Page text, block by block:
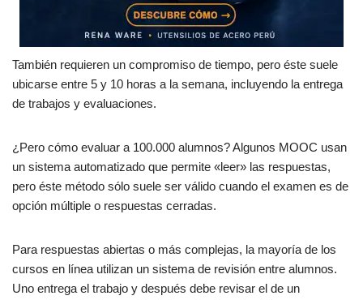
También requieren un compromiso de tiempo, pero éste suele
ubicarse entre 5 y 10 horas a la semana, incluyendo la entrega
de trabajos y evaluaciones.
¿Pero cómo evaluar a 100.000 alumnos? Algunos MOOC usan
un sistema automatizado que permite «leer» las respuestas,
pero éste método sólo suele ser válido cuando el examen es de
opción múltiple o respuestas cerradas.
Para respuestas abiertas o más complejas, la mayoría de los
cursos en línea utilizan un sistema de revisión entre alumnos.
Uno entrega el trabajo y después debe revisar el de un